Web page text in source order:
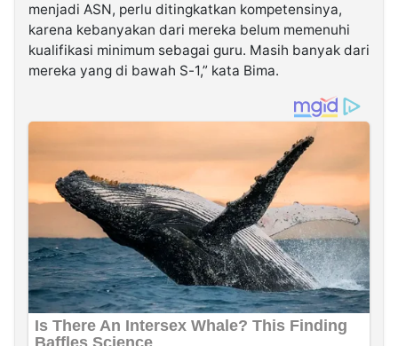
menjadi ASN, perlu ditingkatkan kompetensinya,
karena kebanyakan dari mereka belum memenuhi
kualifikasi minimum sebagai guru. Masih banyak dari
mereka yang di bawah S-1,” kata Bima.